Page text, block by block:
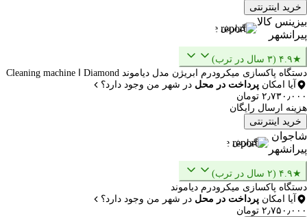
خرید اینترنتی
بیزینس کالا
پیرانشهر
گزارش
★۴.۹ (۳ سال در ترب)
دستگاه پاکسازی میکرودرم ابریژن مدل دیاموند Diamond ا Cleaning machine
آیا امکان پرداخت در محل در شهر من وجود دارد؟
۲٫۷۳۰٫۰۰۰ تومان
هزینه ارسال رایگان
خرید اینترنتی
شاجوان
پیرانشهر
گزارش
★۴.۹ (۲ سال در ترب)
دستگاه پاکسازی میکرودرم دیاموند
آیا امکان پرداخت در محل در شهر من وجود دارد؟
۲٫۷۵۰٫۰۰۰ تومان